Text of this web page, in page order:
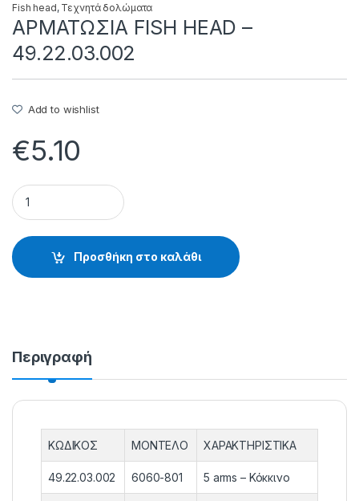
Fish head, Τεχνητά δολώματα
ΑΡΜΑΤΩΣΙΑ FISH HEAD –
49.22.03.002
Add to wishlist
€5.10
ΑΡΜΑΤΩΣΙΑ FISH HEAD - 49.22.03.002 quantity
Προσθήκη στο καλάθι
Περιγραφή
ΚΩΔΙΚΟΣ ΜΟΝΤΕΛΟ ΧΑΡΑΚΤΗΡΙΣΤΙΚΑ
49.22.03.002 6060-801 5 arms – Κόκκινο